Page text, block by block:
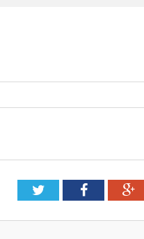
TwitterFacebook